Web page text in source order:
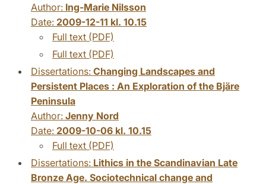
Author: Ing-Marie Nilsson
Date: 2009-12-11 kl. 10.15
Full text (PDF)
Full text (PDF)
Dissertations: Changing Landscapes and
Persistent Places : An Exploration of the Bjäre
Peninsula
Author: Jenny Nord
Date: 2009-10-06 kl. 10.15
Full text (PDF)
Dissertations: Lithics in the Scandinavian Late
Bronze Age. Sociotechnical change and